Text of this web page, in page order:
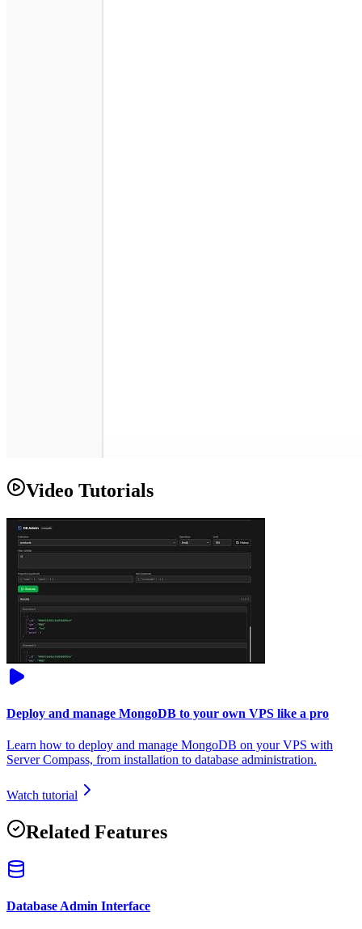
Video Tutorials
Deploy and manage MongoDB to your own VPS like a pro
Learn how to deploy and manage MongoDB on your VPS with
Server Compass, from installation to database administration.
Watch tutorial
Related Features
Database Admin Interface